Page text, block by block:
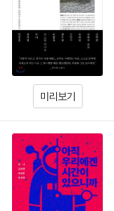
미리보기